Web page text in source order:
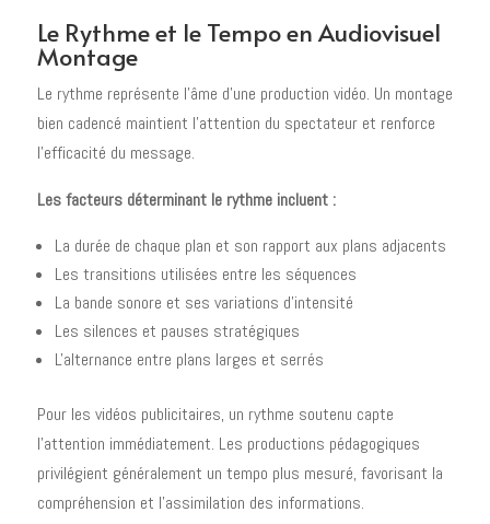
Le Rythme et le Tempo en Audiovisuel
Montage
Le rythme représente l'âme d'une production vidéo. Un montage
bien cadencé maintient l'attention du spectateur et renforce
l'efficacité du message.
Les facteurs déterminant le rythme incluent :
La durée de chaque plan et son rapport aux plans adjacents
Les transitions utilisées entre les séquences
La bande sonore et ses variations d'intensité
Les silences et pauses stratégiques
L'alternance entre plans larges et serrés
Pour les vidéos publicitaires, un rythme soutenu capte
l'attention immédiatement. Les productions pédagogiques
privilégient généralement un tempo plus mesuré, favorisant la
compréhension et l'assimilation des informations.